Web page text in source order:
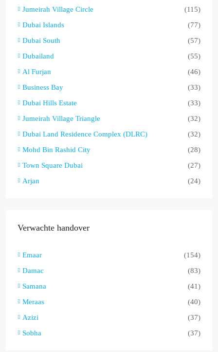
Jumeirah Village Circle
(115)
Dubai Islands
(77)
Dubai South
(57)
Dubailand
(55)
Al Furjan
(46)
Business Bay
(33)
Dubai Hills Estate
(33)
Jumeirah Village Triangle
(32)
Dubai Land Residence Complex (DLRC)
(32)
Mohd Bin Rashid City
(28)
Town Square Dubai
(27)
Arjan
(24)
Verwachte handover
Emaar
(154)
Damac
(83)
Samana
(41)
Meraas
(40)
Azizi
(37)
Sobha
(37)